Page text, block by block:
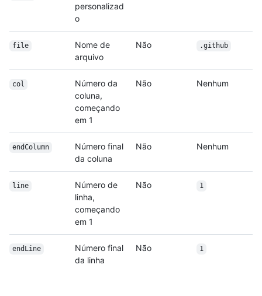
personalizad
o
file
Nome de
arquivo
Não .github
col
Número da
coluna,
começando
em 1
Não Nenhum
endColumn
Número final
da coluna
Não Nenhum
line
Número de
linha,
começando
em 1
Não 1
endLine
Número final
da linha
Não 1